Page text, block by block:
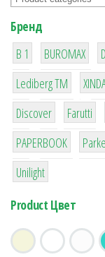
Бренд
B 1
1
BUROMAX
3
Lediberg ТМ
3
64
Discover
299
Farutti
8
PAPERBOOK
6
1
Unilight
Product Цвет